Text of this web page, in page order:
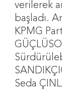
verilerek
başladı.
KPMG
Seda